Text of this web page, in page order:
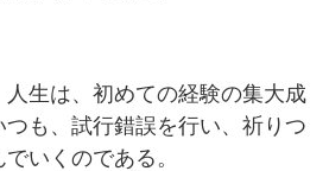
人生は、初めての経験の集大成
も、試行錯誤を行い、祈りつ
いくのである。